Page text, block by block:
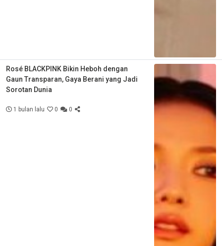
Rosé BLACKPINK Bikin Heboh dengan
Gaun Transparan, Gaya Berani yang Jadi
Sorotan Dunia
1 bulan lalu 0 0